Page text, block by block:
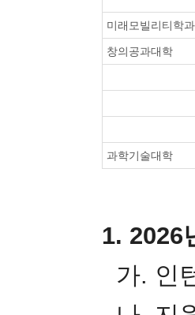
미래모빌리티학과
창의공과대학
과학기술대학
1. 2026
가. 인